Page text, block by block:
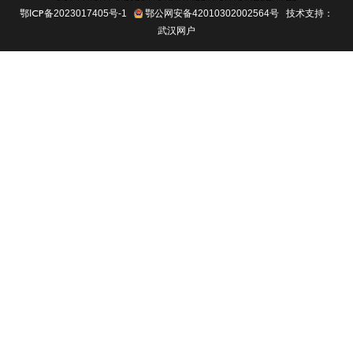
鄂ICP备2023017405号-1 鄂公网安备42010302002564号技术支持：
武汉网户